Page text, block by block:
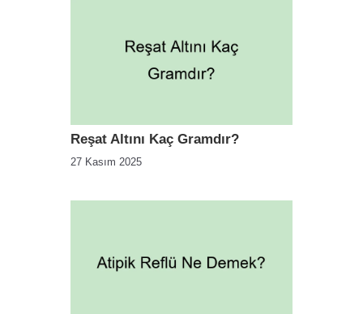
Reşat Altını Kaç Gramdır?
27 Kasım 2025